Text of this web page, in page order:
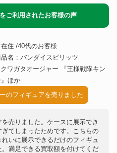
ご利用されたお客様の声
住 /40代のお客様
品名：バンダイスピリッツ
ワガタオージャー 『王様戦隊キン
ほか
のフィギュアを売りました
売りました。ケースに展示でき
てしまったためです。こちらの
いに展示できるだけのフィギュ
満足できる買取額を付けてくだ